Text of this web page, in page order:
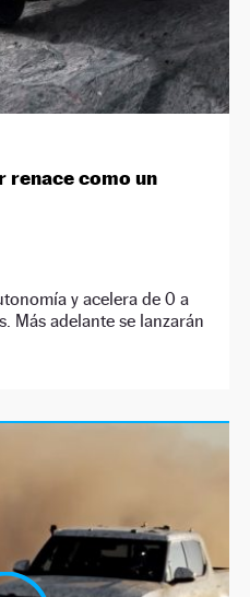
renace como un
y acelera de 0 a
Más adelante se lanzarán